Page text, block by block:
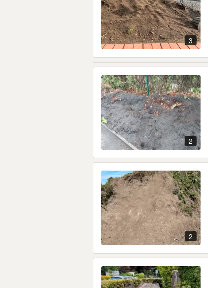
3
2
2